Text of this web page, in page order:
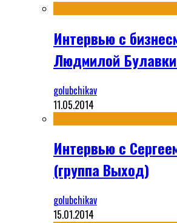
Интервью с
Людмилой
golubchikav
11.05.2014
Интервью с
(группа Выход)
golubchikav
15.01.2014